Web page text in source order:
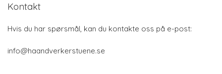
Kontakt
Hvis du har spørsmål, kan du kontakte oss på e-post:
info@haandverkerstuene.se